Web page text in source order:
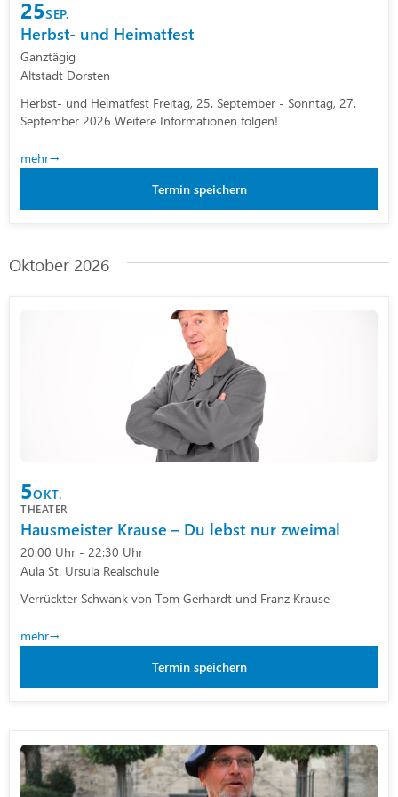
25SEP.
Herbst- und Heimatfest
Ganztägig
Altstadt Dorsten
Herbst- und Heimatfest Freitag, 25. September - Sonntag, 27.
September 2026 Weitere Informationen folgen!
mehr
Termin speichern
Oktober 2026
5OKT.
THEATER
Hausmeister Krause – Du lebst nur zweimal
20:00 Uhr - 22:30 Uhr
Aula St. Ursula Realschule
Verrückter Schwank von Tom Gerhardt und Franz Krause
mehr
Termin speichern